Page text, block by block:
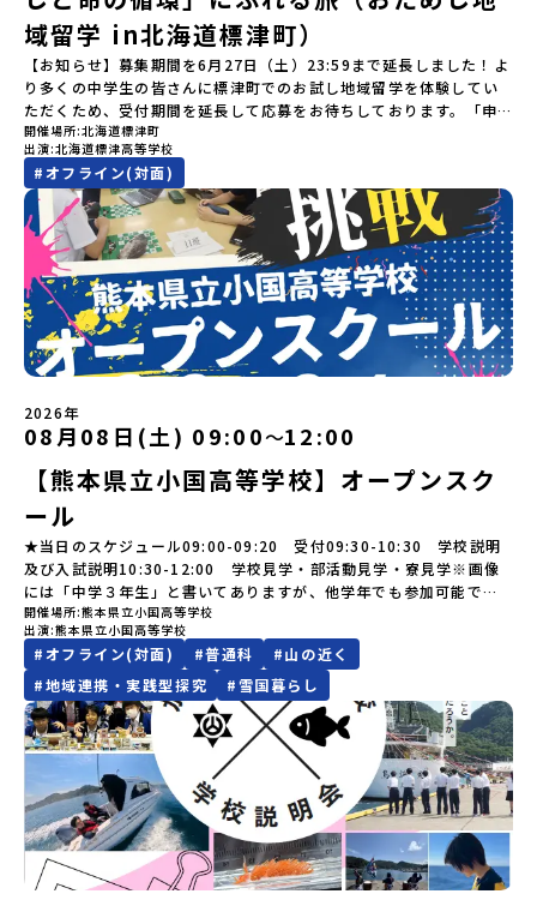
違いにご注意ください。・宿泊について１室に複数(同性2～4名程
度)で宿泊いただく予定です。・食事アレルギー対応について個別の
詳細なアレルギー対応希望にはお応えしかねる場合がございます。
対応が必要な場合は必ず事前にご相談ください。・参加取消や急遽
参加できなくなった場合について参加決定後の参加お取り消しはご
遠慮下さい。やむを得ないお取り消しの場合はお早めに事務局まで
ご連絡ください。・キャンセルポリシーやむを得ない参加お取り消
しの場合、以下のルールに沿って対応させていただきます。ご了承
ください。プログラム開催日の前日＜7月17日＞から、【キャンセル
のご連絡日：お支払いいただく旅行代金】・21日目にあたる日以
前：無料・20日目-8日目：20％・7日目-2日目：30％・プログラム
開始日の前日：40％・プログラム開始日当日：50％・ご連絡無しで
の不参加またはプログラム開始後の解除：100％・催行中止について
天候などの状況等によって開催を見合わせる可能性があります。そ
の場合は原則、開催日1週間前までにご連絡いたします。又、最少催
行人数に達しなかった場合は、開催日3週間前までに催行中止の旨を
メールにてご連絡いたします。・よくあるご質問その他、よくある
ご質問についてはこちらをご確認ください。運営団体について＜プ
ログラム主催：一般財団法人地域・教育魅力化プラットフォーム＞
「意志ある若者にあふれる持続可能な地域・社会をつくる」という
ビジョンを掲げ、2017年3月に島根県に設立した教育事業団体で
す。日本全国約200の高校と連携しながら、中学卒業後に地域の枠を
越えて生徒一人ひとりの夢や価値観に合った地域・学校で1〜3年間
過ごすことができるシステム「地域みらい留学」をはじめとした、
教育事業や地域活性モデルをつくり続けています。名 称：一般財
団法人地域・教育魅力化プラットフォーム設 立：2017年3月代表
者：岩本 悠所在地：〒690-0842 島根県松江市東本町二丁目25-6
みらいBASE2階 その他所在地公式HP：http://c-platform.or.jp/
お問い合わせ先担当：小川・小原E-mail：info@miratabi.jp「お
ためし地域留学体験」のプログラム開催情報を公式LINEにて配信
中！ぜひご登録ください♪地域みらい留学公式LINE
のサポート体制」についても詳しく解説しています。ぜひ、ご自宅
からお気軽にご視聴ください。🎬 [アーカイブ動画を視聴す
る]YouTube：https://youtu.be/Yt8nd04aNgA?
si=e5erbspvwz5O8_uF 【STEP 2】大樹町プログラム説明会〜
「大樹町」の内容を具体的に深掘りしたい方へ〜全体説明を聞いた
うえで、「大樹町では具体的に何をするの？」「どんな町なの？」
という疑問にお答えする説明会です。大樹町ならではの豊かな文化
や、2泊3日のプログラムの中身をたっぷりとお伝えします。日
時： 5月13日(水) 19：00〜19：40内 容： 大樹町ってどんなとこ
ろ？プログラム詳細解説、質疑応答お申し込み：https://c-
mirai.jp/events/002112お気軽にどうぞ！「はじめての一人旅だ
けど大丈夫？」「どんな体験ができるの？」そんな保護者様の不安
や、中学生のみなさんの素朴な疑問にスタッフが直接お答えしま
す。チャットでの質問も可能ですので、ぜひご自宅からリラックス
してご参加ください。▼お申し込み前に必ずご確認ください・参加
規約への同意プログラムへの参加申し込みいただく前に、「お申し
い。・抽選による参加者決定についてお申込みいただいた方の中か
ら抽選の上、締め切り日から1週間を目途に、お申し込み時に記入い
ただいたメールアドレス宛に「当選／落選メール」をお送りいたし
ます。当選者は、メールに記載された「当選確認フォーム」に３日
ていただきます。当選確認フォームの期日までにご回答いただけな
い場合は、当選を取り消しとさせていただきます。当選取り消しが
あった場合は、繰り上げ当選者へご連絡させていただきます。登録
メールアドレスの変更をご希望の場合は下記の地域みらい留学公式
LINEよりご連絡をお願いします。※受信制限設定をしていると、通
知メールをお受け取りいただけません。その場合は、
「@miratabi.jp」からのメールを受信できるよう設定をお願いいた
します。※結果に関する個別のお問合せにはお答えしておりません
ので、ご了承ください。・お申し込みについてお申込はお一人様1回
限りです。PC・スマートフォンからお申込ください。申込後の内容
変更はできません。お申込時は、メールアドレスの入力間違いにご
注意ください。・宿泊について１室に複数(同性2～4名程度)で宿泊
いただく予定です。・食事アレルギー対応について個別の詳細なア
レルギー対応希望にはお応えしかねる場合がございます。対応が必
要な場合は必ず事前にご相談ください。・参加取消や急遽参加でき
なくなった場合について参加決定後の参加お取り消しはご遠慮下さ
い。やむを得ないお取り消しの場合はお早めに事務局までご連絡く
申し込み多数の場合は抽選の上決定）【参加者決定】お申し込み多
数の場合は、締め切り後1週間を目途に当落結果をご連絡いたしま
す。【申し込み受付期間】6月1日(月)12：00 から 6月15日(月)
12：00まで疑問も不安もワクワクに変える！「おためし地域留学」
ステップアップ説明会プログラムの内容を詳しく知りたい方や、お
申し込みを迷われている方向けにZoomでのオンライン配信を行い
ます。知りたい情報のレベルに合わせて、以下の2つのステップをご
活用ください。【STEP 1】全体オンライン説明会（アーカイブ動画
を公開中！）〜まずは「おためし地域留学」を知りたい方へ〜日本
全国20以上の地域から選んで参加できる「おためし地域留学」の全
体像や魅力について、説明会を開催しました。中学生一人での参加
にあたり、保護者様が特に気になる「安全面」や「事務局のサポー
ト体制」についても詳しく解説しています。ぜひ、ご自宅からお気
軽にご視聴ください。🎬 [アーカイブ動画を視聴する]YouTube：
https://youtu.be/Yt8nd04aNgA?si=e5erbspvwz5O8_uF
【STEP 2】出水市・出水工業高校プログラム説明会〜「出水市・出
水工業高校」の内容を具体的に深掘りしたい方へ〜全体説明を聞い
たうえで、「出水市では具体的に何をするの？」「どんな町な
の？」という疑問にお答えする説明会です。出水市ならではの豊か
な文化や、2泊3日のプログラムの中身をたっぷりとお伝えします。
日 時： 6月9日日(水)19:00-19:45内 容： 出水市ってどんなとこ
ろ？プログラム詳細解説、質疑応答お申し込み：https://c-
mirai.jp/events/091247お気軽にどうぞ！「はじめての一人旅だ
けど大丈夫？」「どんな体験ができるの？」そんな保護者様の不安
や、中学生のみなさんの素朴な疑問にスタッフが直接お答えしま
す。チャットでの質問も可能ですので、ぜひご自宅からリラックス
してご参加ください。▼お申し込み前に必ずご確認ください・参加
規約への同意プログラムへの参加申し込みいただく前に、「お申し
込みに関する各規約」への同意が必須となります。ご確認くださ
い。・抽選による参加者決定についてお申込みいただいた方の中か
ら抽選の上、締め切り日から1週間を目途に、お申し込み時に記入い
ただいたメールアドレス宛に「当選／落選メール」をお送りいたし
ます。当選者は、メールに記載された「当選確認フォーム」に3日以
内に回答いただき、確認フォームの提出をもって参加確定とさせて
いただきます。当選確認フォームの期日までにご回答いただけない
場合は、当選を取り消しとさせていただきます。当選取り消しがあ
った場合は、繰り上げ当選者へご連絡させていただきます。登録メ
ールアドレスの変更をご希望の場合は下記の地域みらい留学公式
LINEよりご連絡をお願いします。※受信制限設定をしていると、通
を電気に変えた」場所！八幡平の地下からわき出す蒸気をそのまま
電気に変える「地球・自然にやさしい最先端のエネルギー」を生み
出す挑戦をしてきた町です。今回のプログラムでは、この松川地熱
発電所から吹き出す地熱蒸気を使った「アート体験」をすることが
できます。世界でここだけ！地球のチカラを使った幻想的なグラデ
ーションのアートづくりをぜひ体験してみてください！さらに八幡
平市は自然（山）の恵みを生かした料理がとても美味しい地域で
す。みなさんの地元の味とは違う「岩手の郷土料理」を味わって楽
しんでください🎵今回はこの大自然や文化が魅力的な八幡平市で、
日本全国から集まる中学生や「平舘（たいらだて）高校」の高校生
と一緒にさまざまなアクティビティを体験していただきます。他に
はないスペシャルな魅力がギュッと詰まった岩手県八幡平市で五感
を使いながら、まちの魅力を一緒に探究してみませんか？地域と一
体になり「開拓者精神」を育む！「平舘（たいらだて）高校」と
は？今回のプログラムを一緒に過ごしてくれる高校生は「平舘（た
いらだて）高校」の生徒たち。この高校の特徴は「地域と一体にな
った探究教育」と「自分で考えて動くチカラを大切にしている」こ
自身が「探究プロジェクト」を企画し取り組むユニークな高校で
す。机の上で勉強するだけではない、実践的な探究やフィールドワ
ークを楽しむことができます。今回は、そんなエネルギッシュに活
躍する高校生と一緒に交流したり対話をしながら、町の文化・料理
を楽しみ、高校での活動のイメージをもつことができる絶好の機
会！この地域でしか味わえない豊かな体験をぜひ楽しんでください
🎵体験のおすすめポイント体験プログラム内容（予定）＜1日目＞
（PM）「オリエンテーション」「地熱染色・発電所見学」 -八幡
平市の自然を知る -地球のチカラを使ったアートづくり「ペンショ
ンで夕食」「1日目の振り返り」「星空観察」※希望者＜2日目＞
（AM）「平舘（たいらだて）高校見学」 -高校生活をイメージし
よう「郷土料理・BBQ」 -高校生・地元の方と交流を深める
（PM）「“八幡平市”体感ワークショップ」 -あけびづるで表札づく
り -学校周辺散策「ペンションで夕食」「2日目の振り返り」 -みん
なで振り返り対話＜3日目＞（AM）「大更駅複合施設の見学」「振
り返りワークショップ」 -個人での振り返り -グループでの振り
返り「お土産・昼食」（PM） 解散 ※天候の状況や参加人数によっ
てプログラムを変更する場合がございます。参加概要【開催場所】
岩手県八幡平市【実施日程】8月3日（月）〜8月5日（水）※参加が
確定した方には7月9日(木) 18:30～20：00に 「参加者向け事前オ
ンラインセッション」をご案内する予定です。【集合場所・時間】
域留学 in北海道標津町）
【お知らせ】募集期間を6月27日（土）23:59まで延長しました！よ
り多くの中学生の皆さんに標津町でのお試し地域留学を体験してい
ただくため、受付期間を延長して応募をお待ちしております。「申
し込みのタイミングを逃してしまった」という方も、この機会にぜ
ひ一歩踏み出してみませんか？※都合により締め切りを早める場合
がございます。お早目にご応募ください！-------奨学金のお知らせ-
------＼返還不要・3年間最大72万／💡北海道の高校留学に【毎月2
万円】の給付型奨学金～夢に向かって一歩踏み出す、あなたの未来
を応援！～ 詳細・条件はこちらから-----------------------------
----＜体験費・宿泊費が無料！＞一万年前から続く自然と人の暮らし
が今も残る町！広大な自然と生き物とともに生きる豊かさに触れ、
まちの暮らしを一緒に体験してみませんか？「地元以外の地域の暮
らしが気になる。いつか留学してみたい！」「大自然と生き物が好
き！興味がある！」「自分の進学や将来の可能性をもっとひらきた
い！」そんな中学生のみなさんにおすすめ！「おためし地域留学体
験」は、日本全国約200の高校と連携し、地域の枠を超えて学校生活
を送る「地域みらい留学」をプチ体験できるプログラムです。はじ
めてのひとり旅でも安心！現地でもスタッフがしっかりとサポート
いたします。今回のフィールドは「北海道 標津町（しべつちょ
う）」北海道の東に位置する標津町（しべつちょう）は人口 約
4,600人の町。東の水平線の奥に見えるのは北方領土の国後島（くな
しりとう）、西には世界遺産に認定されている秘境・知床半島（し
れとこはんとう）、鶴や白鳥など珍しい野鳥の宝庫である野付半島
（のつけはんとう）をながめることができ、ミルクの里の牧草地が
広がる牛の酪農（らくのう）もさかんで、海と緑と川の自然と生き
物が豊かな町です！標津町はさらに「鮭（さけ）の聖地」としても
有名。江戸時代には将軍家にも贈られたほどで、今では「日本遺
産」に登録されています。一万年前から続く伝統的な「鮭」の産業
とともに人々の豊かな暮らしがあります。一万年前の縄文時代か
ら、人々の間で大切に守り受け継がれ、厳しい大自然と向き合い、
山・海・川がもたらす恵みに深く感謝しながら生きていく姿勢は今
も息づく「命の循環」です。日本遺産にも認定されている「サケ」
の伝統産業や、雄大な知床の裾野で命を育む酪農の歴史など、自然
の営みの一部として共生してきた風土が存在します。標津高校で
は、地域と連携して「食」を考える「フードデザイン」の授業がお
すすめの一つです。生徒たちが地元の素材を活かしたメニュー開発
を行い、町内の学校給食に「標高給食DAY」としてオリジナル給食
開催場所 北海道標津町
出演 北海道標津高等学校
#オフライン(対面)
2026年
08月08日(土) 09:00〜12:00
【熊本県立小国高等学校】オープンスク
ール
★当日のスケジュール09:00-09:20 受付09:30-10:30 学校説明
及び入試説明10:30-12:00 学校見学・部活動見学・寮見学※画像
には「中学３年生」と書いてありますが、他学年でも参加可能で
す！
開催場所 熊本県立小国高等学校
出演 熊本県立小国高等学校
#オフライン(対面) #普通科 #山の近く
#地域連携・実践型探究 #雪国暮らし